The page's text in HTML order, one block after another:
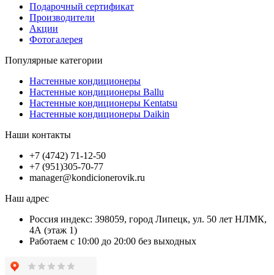
Подарочный сертификат
Производители
Акции
Фотогалерея
Популярные категории
Настенные кондиционеры
Настенные кондиционеры Ballu
Настенные кондиционеры Kentatsu
Настенные кондиционеры Daikin
Наши контакты
+7 (4742) 71-12-50
+7 (951)305-70-77
manager@kondicionerovik.ru
Наш адрес
Россия индекс: 398059, город Липецк, ул. 50 лет НЛМК,
4А (этаж 1)
Работаем с 10:00 до 20:00 без выходных